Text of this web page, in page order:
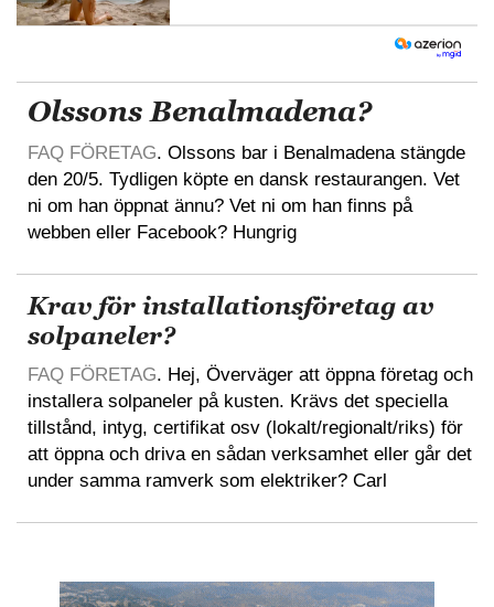
Olssons Benalmadena?
FAQ FÖRETAG. Olssons bar i Benalmadena stängde
den 20/5. Tydligen köpte en dansk restaurangen. Vet
ni om han öppnat ännu? Vet ni om han finns på
webben eller Facebook? Hungrig
Krav för installationsföretag av
solpaneler?
FAQ FÖRETAG. Hej, Överväger att öppna företag och
installera solpaneler på kusten. Krävs det speciella
tillstånd, intyg, certifikat osv (lokalt/regionalt/riks) för
att öppna och driva en sådan verksamhet eller går det
under samma ramverk som elektriker? Carl